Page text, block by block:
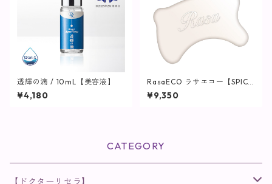
透輝の滴 / 10mL【美容液】
¥4,180
RasaECO ラサエコー【SPICA
RE】
¥9,350
CATEGORY
【ドクターリセラ】